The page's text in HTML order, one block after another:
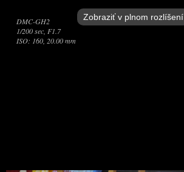
Zobraziť v plnom rozlíšení
DMC-GH2
1/200 sec, F1.7
ISO: 160, 20.00 mm